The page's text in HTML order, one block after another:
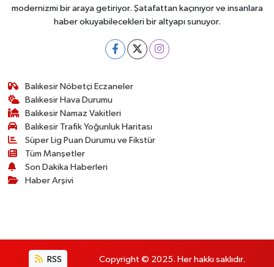
modernizmi bir araya getiriyor. Şatafattan kaçınıyor ve insanlara
haber okuyabilecekleri bir altyapı sunuyor.
Balıkesir Nöbetçi Eczaneler
Balıkesir Hava Durumu
Balıkesir Namaz Vakitleri
Balıkesir Trafik Yoğunluk Haritası
Süper Lig Puan Durumu ve Fikstür
Tüm Manşetler
Son Dakika Haberleri
Haber Arşivi
RSS Copyright © 2025. Her hakkı saklıdır.